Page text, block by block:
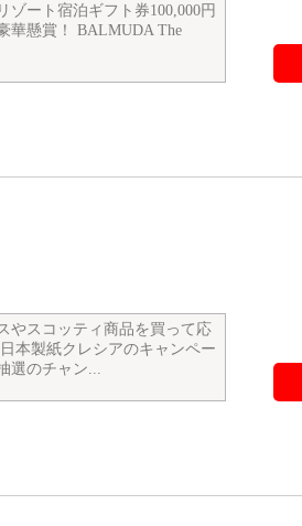
ゾート宿泊ギフト券100,000円
華懸賞！ BALMUDA The
やスコッティ商品を買って応
本製紙クレシアのキャンペー
選のチャン...